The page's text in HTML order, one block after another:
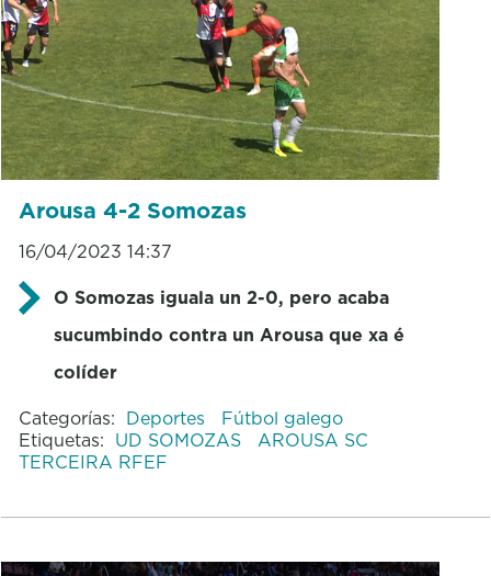
Arousa 4-2 Somozas
16/04/2023 14:37
O Somozas iguala un 2-0, pero acaba
sucumbindo contra un Arousa que xa é
colíder
Categorías: Deportes
Fútbol galego
Etiquetas: UD SOMOZAS
AROUSA SC
TERCEIRA RFEF